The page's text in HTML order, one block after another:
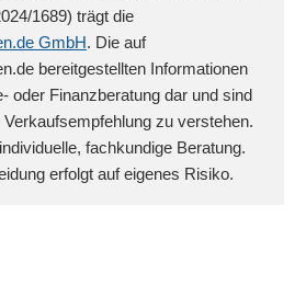
1689) trägt die
GmbH. Die auf
bereitgestellten Informationen
oder Finanzberatung dar und sind
zu verstehen.
fachkundige Beratung.
erfolgt auf eigenes Risiko.